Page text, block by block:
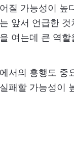
질 가능성이 높
앞서 언급한
여는데 큰 역
서의 흥행도 중
패할 가능성이